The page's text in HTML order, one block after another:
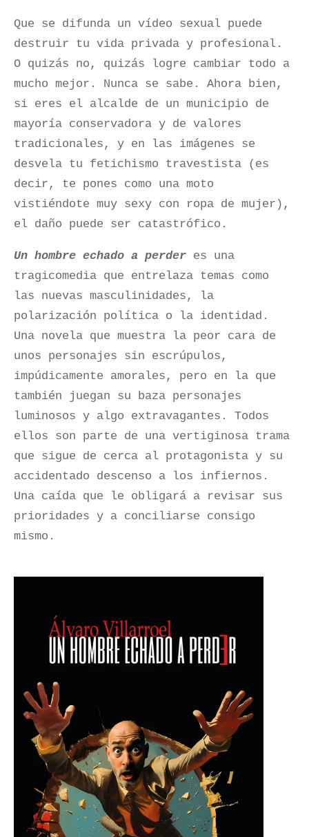
Que se difunda un vídeo sexual puede
destruir tu vida privada y profesional.
O quizás no, quizás logre cambiar todo a
mucho mejor. Nunca se sabe. Ahora bien,
si eres el alcalde de un municipio de
mayoría conservadora y de valores
tradicionales, y en las imágenes se
desvela tu fetichismo travestista (es
decir, te pones como una moto
vistiéndote muy sexy con ropa de mujer),
el daño puede ser catastrófico.
Un hombre echado a perder es una
tragicomedia que entrelaza temas como
las nuevas masculinidades, la
polarización política o la identidad.
Una novela que muestra la peor cara de
unos personajes sin escrúpulos,
impúdicamente amorales, pero en la que
también juegan su baza personajes
luminosos y algo extravagantes. Todos
ellos son parte de una vertiginosa trama
que sigue de cerca al protagonista y su
accidentado descenso a los infiernos.
Una caída que le obligará a revisar sus
prioridades y a conciliarse consigo
mismo.